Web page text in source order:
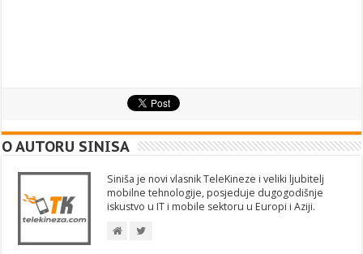
O AUTORU SINISA
Siniša je novi vlasnik TeleKineze i veliki ljubitelj
mobilne tehnologije, posjeduje dugogodišnje
iskustvo u IT i mobile sektoru u Europi i Aziji.